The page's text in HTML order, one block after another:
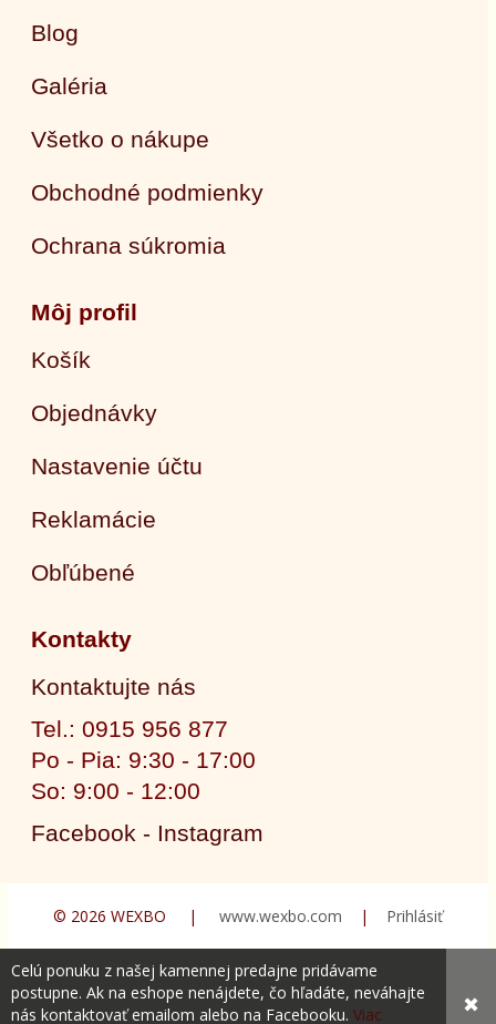
Blog
Galéria
Všetko o nákupe
Obchodné podmienky
Ochrana súkromia
Môj profil
Košík
Objednávky
Nastavenie účtu
Reklamácie
Obľúbené
Kontakty
Kontaktujte nás
Tel.: 0915 956 877
Po - Pia: 9:30 - 17:00
So: 9:00 - 12:00
Facebook - Instagram
© 2026 WEXBO | www.wexbo.com | Prihlásiť
Celú ponuku z našej kamennej predajne pridávame
postupne. Ak na eshope nenájdete, čo hľadáte, neváhajte
nás kontaktovať emailom alebo na Facebooku. Viac ✖